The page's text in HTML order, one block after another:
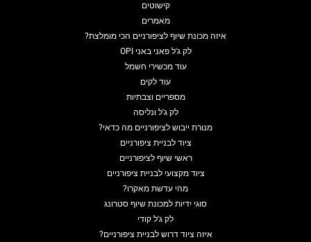
קישוטים
מאמרים
איזה מכונת שיוף לציפורניים הכי מומלצת?
לק ג'ל פאני באני OPI
עוד מכשירי חשמל
עוד לקים
מספריים וצבתיות
לק ג'ל ונליסה
מנורת ייבוש לציפורניים מה כדאי?
ציוד לבניית ציפורניים
ראשי שיוף לציפורניים
ציוד מקצועי לבניית ציפורניים
מהי עדשת מאקרו?
סוגי ידיות למכונת שיוף סטרונג
לק ג'ל קודי
איזה ציוד דרוש לבניית ציפורניים?